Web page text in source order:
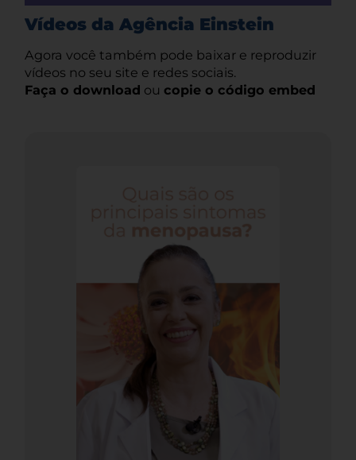
Vídeos da Agência Einstein
Agora você também pode baixar e reproduzir
vídeos no seu site e redes sociais.
Faça o download ou copie o código embed